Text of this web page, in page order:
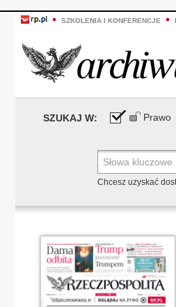
SZKOLENIA I KONFERENCJE
SZUKAJ W: Prawo
Chcesz uzyskać